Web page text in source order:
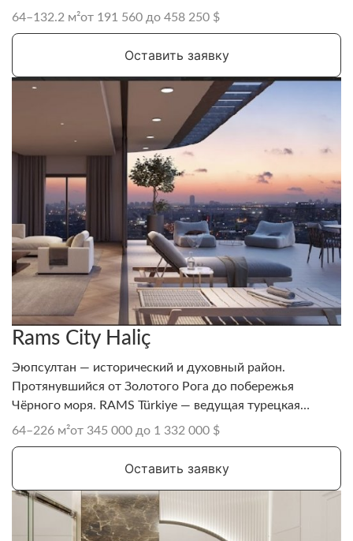
64–132.2 м²от 191 560 до 458 250 $
Оставить заявку
Rams City Haliç
Эюпсултан — исторический и духовный район.
Протянувшийся от Золотого Рога до побережья
Чёрного моря. RAMS Türkiye — ведущая турецкая
строительная и девелоперская компания, известная
коммерческими проектами с акцентом на устойчивое
64–226 м²от 345 000 до 1 332 000 $
Оставить заявку